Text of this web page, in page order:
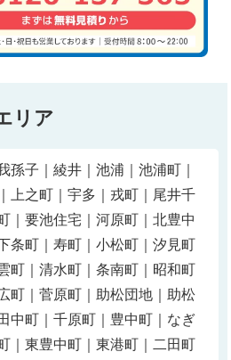
リア
孫子｜綾井｜池浦｜池浦町｜
上之町｜宇多｜戎町｜尾井千
｜要池住宅｜河原町｜北豊中
条町｜寿町｜小松町｜汐見町
町｜清水町｜条南町｜昭和町
町｜菅原町｜助松団地｜助松
中町｜千原町｜豊中町｜なぎ
｜東豊中町｜東港町｜二田町